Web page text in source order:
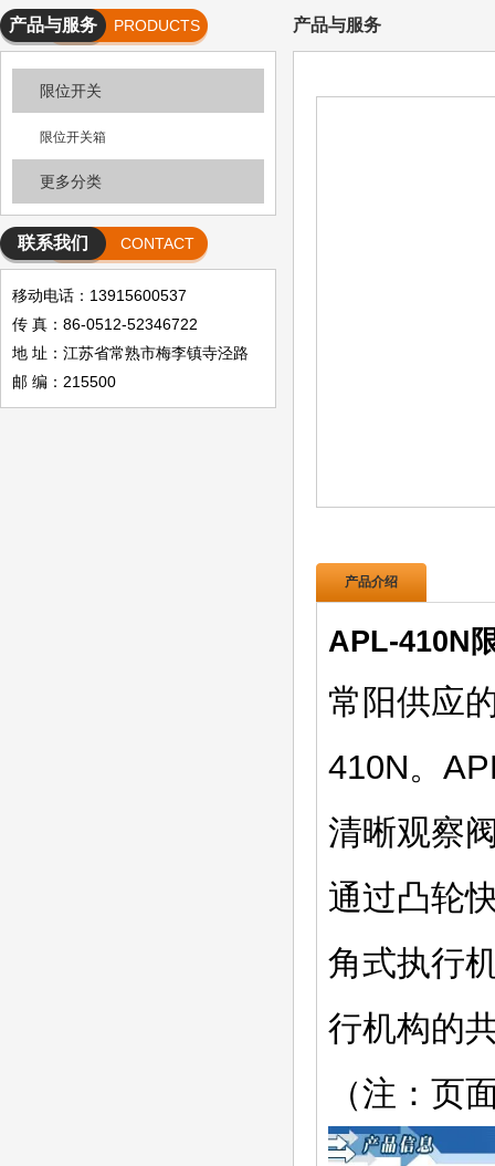
产品与服务
PRODUCTS
限位开关
限位开关箱
更多分类
联系我们 CONTACT
移动电话：13915600537
传 真：86-0512-52346722
地 址：江苏省常熟市梅李镇寺泾路
邮 编：215500
产品与服务
产品介绍
APL-410N
常阳供应
410N。
清晰观察
通过凸轮
角式执行
行机构
（注：